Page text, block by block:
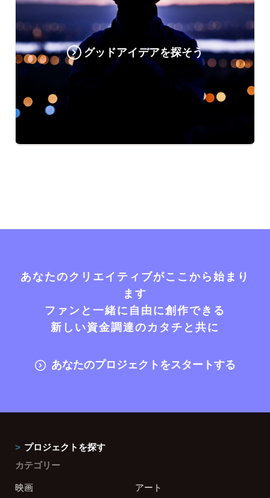
グッドアイデアを探そう
あなたのクリエイティブがここから始まり
ます
ファンと一緒に自由に創作できる
新しい資金調達のカタチと共に
あなたのプロジェクトをスタートする
プロジェクトを探す
カテゴリー
映画
アート